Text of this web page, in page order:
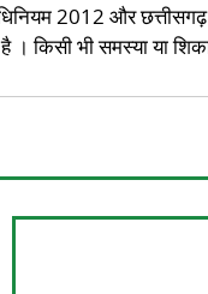
2012 और
है । किसी भी समस्या या